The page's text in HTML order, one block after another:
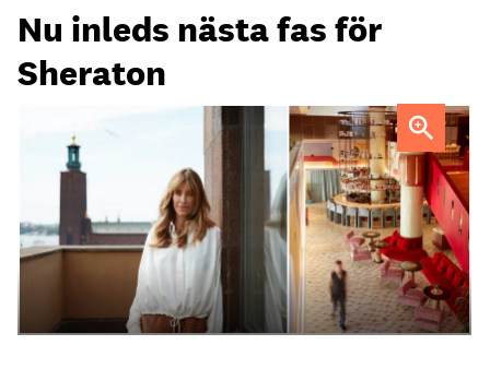
Nu inleds nästa fas för
Sheraton
Elin Roquet